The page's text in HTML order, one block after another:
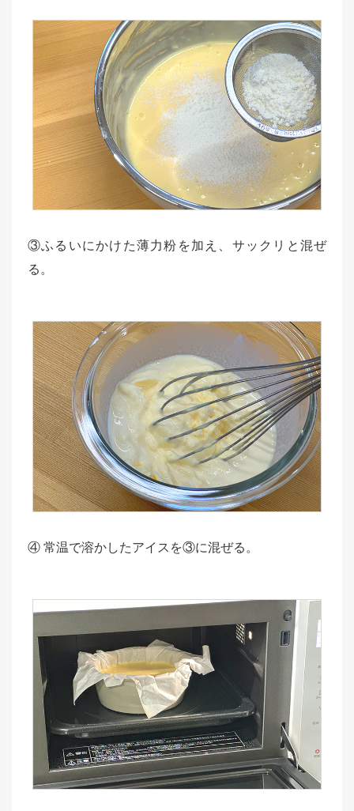
③ふるいにかけた薄力粉を加え、サックリと混ぜ
る。
④ 常温で溶かしたアイスを③に混ぜる。